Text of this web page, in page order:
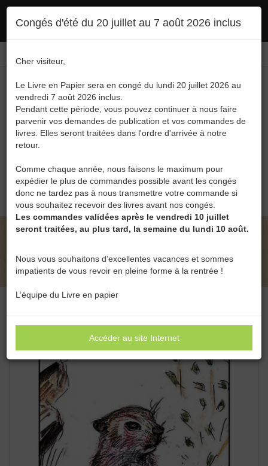
l'utilisation :politique en matière de confidentialité Accepter
Congés d'été du 20 juillet au 7 août 2026 inclus
Cher visiteur,
Le Livre en Papier sera en congé du lundi 20 juillet 2026 au
vendredi 7 août 2026 inclus.
Pendant cette période, vous pouvez continuer à nous faire
parvenir vos demandes de publication et vos commandes de
livres. Elles seront traitées dans l'ordre d'arrivée à notre
retour.
Comme chaque année, nous faisons le maximum pour
expédier le plus de commandes possible avant les congés
donc ne tardez pas à nous transmettre votre commande si
vous souhaitez recevoir des livres avant nos congés.
Les commandes validées après le vendredi 10 juillet
seront traitées, au plus tard, la semaine du lundi 10 août.
Nous vous souhaitons d’excellentes vacances et sommes
impatients de vous revoir en pleine forme à la rentrée !
L’équipe du Livre en papier
Accéder au site Internet
Menu
0
LE LIVRE EN PAPIER • PARCOURS D'UN
DÉPRESSIF - DE L'OBSCURITÉ À LA LUMIÈRE
DE PHILIPPE DEFOSSÉ